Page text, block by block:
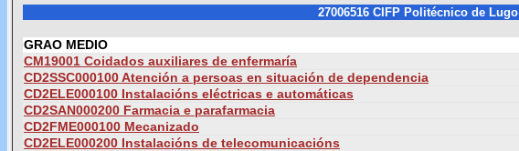
27006516 CIFP Politécnico de Lugo
GRAO MEDIO
CM19001 Coidados auxiliares de enfermaría
CD2SSC000100 Atención a persoas en situación de dependencia
CD2ELE000100 Instalacións eléctricas e automáticas
CD2SAN000200 Farmacia e parafarmacia
CD2FME000100 Mecanizado
CD2ELE000200 Instalacións de telecomunicacións